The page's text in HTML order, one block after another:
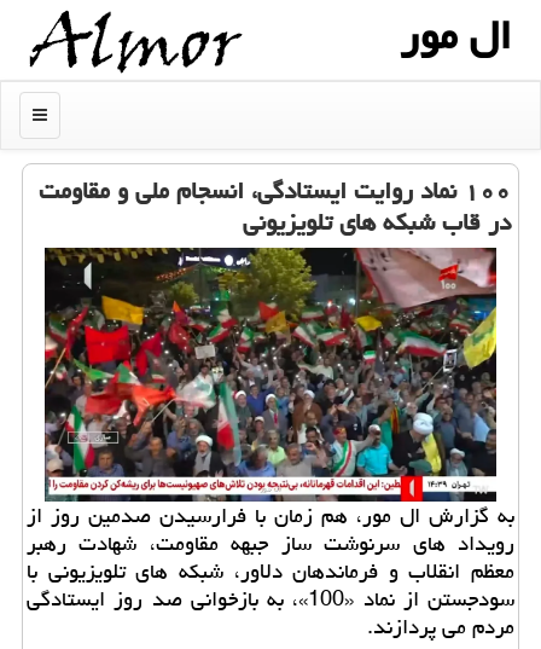
ال مور
منو
۱۰۰ نماد روایت ایستادگی، انسجام ملی و مقاومت
در قاب شبکه های تلویزیونی
به گزارش ال مور، هم زمان با فرارسیدن صدمین روز از
رویداد های سرنوشت ساز جبهه مقاومت، شهادت رهبر
معظم انقلاب و فرماندهان دلاور، شبکه های تلویزیونی با
سودجستن از نماد «100»، به بازخوانی صد روز ایستادگی
مردم می پردازند.